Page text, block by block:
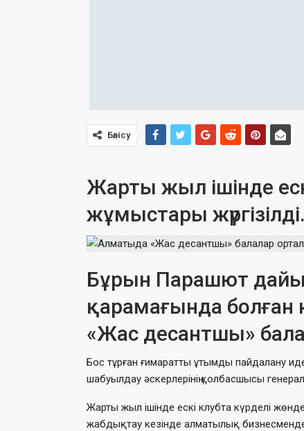
Бөлісу
Жарты жыл ішінде
жұмыстары жүргізілді.
Бұрын Парашют
қарамағында болған
«Жас десантшы»
Бос тұрған ғимаратты ұтымды пайдалану
шабуылдау әскерлерінің қолбасшысы
Жарты жыл ішінде ескі клубта күрделі
жабдықтау кезінде алматылық